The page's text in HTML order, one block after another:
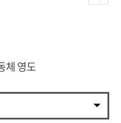
체 영도